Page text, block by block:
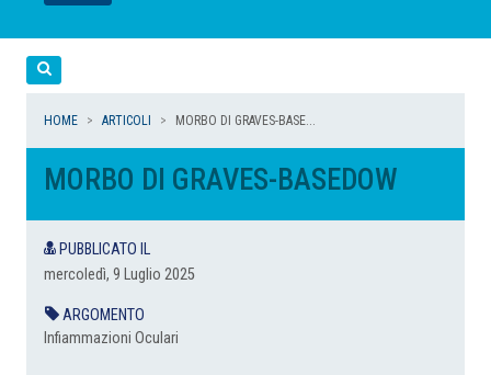
LEGGI
LEGGI
LEGGI
LEGGI
HOME ARTICOLI MORBO DI GRAVES-BASE...
MORBO DI GRAVES-BASEDOW
PUBBLICATO IL
mercoledì, 9 Luglio 2025
ARGOMENTO
Infiammazioni Oculari